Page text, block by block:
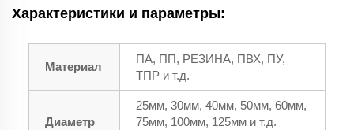
Характеристики и параметры:
Материал
ПА, ПП, РЕЗИНА, ПВХ, ПУ,
ТПР и т.д.
Диаметр
25мм, 30мм, 40мм, 50мм, 60мм,
75мм, 100мм, 125мм и т.д.